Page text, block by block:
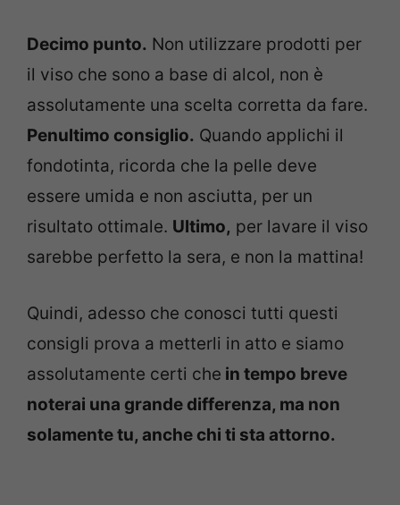
Decimo punto. Non utilizzare prodotti per
il viso che sono a base di alcol, non è
assolutamente una scelta corretta da fare.
Penultimo consiglio. Quando applichi il
fondotinta, ricorda che la pelle deve
essere umida e non asciutta, per un
risultato ottimale. Ultimo, per lavare il viso
sarebbe perfetto la sera, e non la mattina!
Quindi, adesso che conosci tutti questi
consigli prova a metterli in atto e siamo
assolutamente certi che in tempo breve
noterai una grande differenza, ma non
solamente tu, anche chi ti sta attorno.